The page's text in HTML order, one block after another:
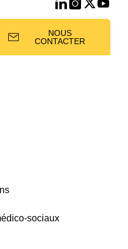
NOUS
CONTACTER
sociaux